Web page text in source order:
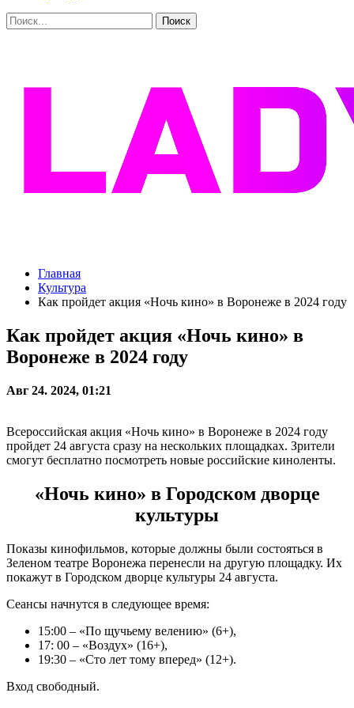
Главная
Культура
Как пройдет акция «Ночь кино» в Воронеже в 2024 году
Как пройдет акция «Ночь кино» в
Воронеже в 2024 году
Авг 24. 2024, 01:21
Всероссийская акция «Ночь кино» в Воронеже в 2024 году
пройдет 24 августа сразу на нескольких площадках. Зрители
смогут бесплатно посмотреть новые российские киноленты.
«Ночь кино» в Городском дворце
культуры
Показы кинофильмов, которые должны были состояться в
Зеленом театре Воронежа перенесли на другую площадку. Их
покажут в Городском дворце культуры 24 августа.
Сеансы начнутся в следующее время:
15:00 – «По щучьему велению» (6+),
17: 00 – «Воздух» (16+),
19:30 – «Сто лет тому вперед» (12+).
Вход свободный.